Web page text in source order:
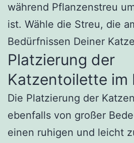
während Pflanzenstreu
ist. Wähle die Streu, die
Bedürfnissen Deiner
Platzierung der
Katzentoilette im
Die Platzierung der
ebenfalls von großer
einen ruhigen und leicht